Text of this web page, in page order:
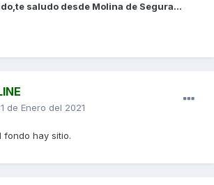
saludo desde Molina de Segura...
de Enero del 2021
fondo hay sitio.